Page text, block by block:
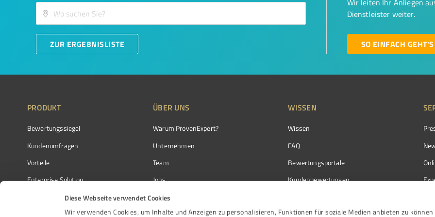
Diese Webseite verwendet Cookies
Wir verwenden Cookies, um Inhalte und Anzeigen zu personalisieren, Funktionen für soziale Medien anbieten zu können
ZUR ERGEBNISLISTE
Wir leiten Ihr Anliegen
Dienstleister weiter.
SO EINFACH GEHT'S
PRODUKT
Bewertungssiegel
Kundenumfragen
Vorteile
Enterprise Solution
Partnerprogramm
Auszeichnungen
ÜBER UNS
Warum ProvenExpert?
Unternehmen
Team
Jobs
Kundenstimmen
Kontakt
WISSEN
Wissen
FAQ
Bewertungsportale
Kundenbewertungen
Bewertungs­richtlinien